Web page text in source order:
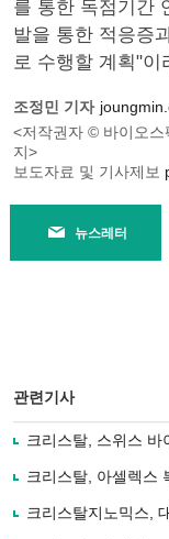
를 통한 독점기간
발을 통한 적응증
로 수행할 계획"이
조정민 기자
<저작권자 © 바이오스
지>
보도자료 및 기사제보
뉴스레터
관련기사
크리스탈, 스위스 바
크리스탈, 아셀렉스
크리스탈지노믹스,